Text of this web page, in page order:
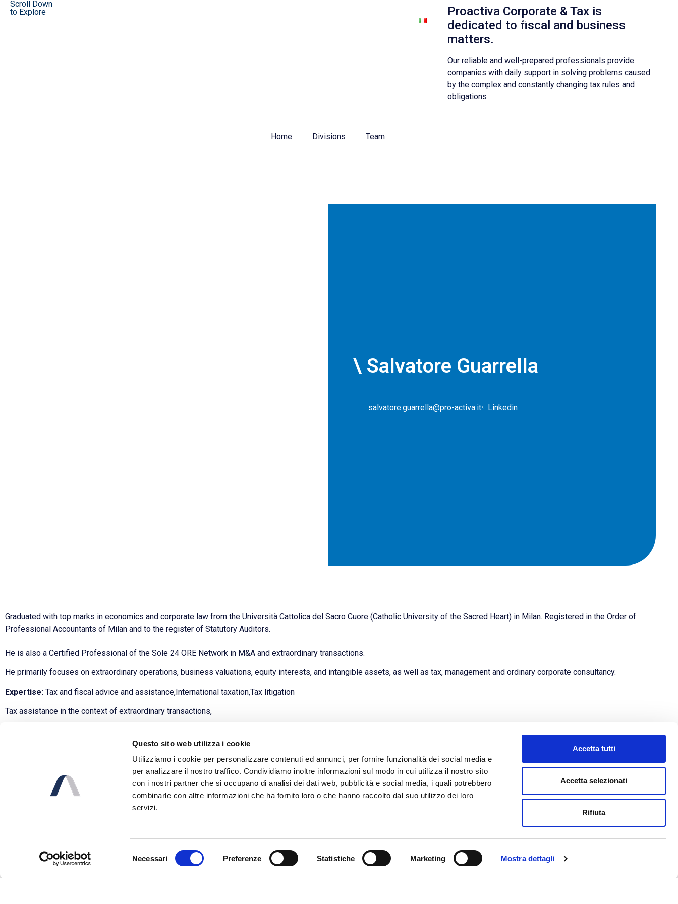
Questo sito web utilizza i cookie
Utilizziamo i cookie per personalizzare contenuti ed annunci, per fornire funzionalità dei social media e
per analizzare il nostro traffico. Condividiamo inoltre informazioni sul modo in cui utilizza il nostro sito
con i nostri partner che si occupano di analisi dei dati web, pubblicità e social media, i quali potrebbero
combinarle con altre informazioni che ha fornito loro o che hanno raccolto dal suo utilizzo dei loro
servizi.
del
Necessari Preferenze Statistiche Marketing Mostra dettagli
Accetta tutti
Accetta selezionati
Rifiuta
LinkedIn
Scroll Down
to Explore
Proactiva Corporate & Tax is
dedicated to fiscal and business
matters.
Our reliable and well-prepared professionals provide
companies with daily support in solving problems caused
by the complex and constantly changing tax rules and
obligations
Home Divisions Team
\ Salvatore Guarrella
salvatore.guarrella@pro-activa.it Linkedin
Graduated with top marks in economics and corporate law from the Università Cattolica del Sacro Cuore (Catholic University of the Sacred Heart) in Milan. Registered in the Order of
Professional Accountants of Milan and to the register of Statutory Auditors.
He is also a Certified Professional of the Sole 24 ORE Network in M&A and extraordinary transactions.
He primarily focuses on extraordinary operations, business valuations, equity interests, and intangible assets, as well as tax, management and ordinary corporate consultancy.
Expertise: Tax and fiscal advice and assistance,International taxation,Tax litigation
Tax assistance in the context of extraordinary transactions,
See all the contacts
Network